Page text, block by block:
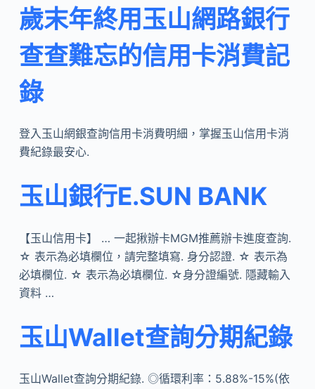
歲末年終用玉山網路銀行
查查難忘的信用卡消費記
錄
登入玉山網銀查詢信用卡消費明細，掌握玉山信用卡消
費紀錄最安心.
玉山銀行E.SUN BANK
【玉山信用卡】 … 一起揪辦卡MGM推薦辦卡進度查詢.
☆ 表示為必填欄位，請完整填寫. 身分認證. ☆ 表示為
必填欄位. ☆ 表示為必填欄位. ☆身分證編號. 隱藏輸入
資料 …
玉山Wallet查詢分期紀錄
玉山Wallet查詢分期紀錄. ◎循環利率：5.88%-15%(依